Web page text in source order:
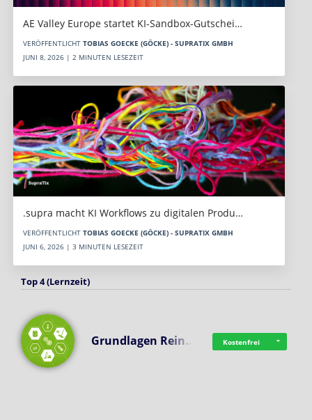
AE Valley Europe startet KI-Sandbox-Gutschei…
VERÖFFENTLICHT TOBIAS GOECKE (GÖCKE) - SUPRATIX GMBH
JUNI 8, 2026 | 2 MINUTEN LESEZEIT
.supra macht KI Workflows zu digitalen Produ…
VERÖFFENTLICHT TOBIAS GOECKE (GÖCKE) - SUPRATIX GMBH
JUNI 6, 2026 | 3 MINUTEN LESEZEIT
Top 4 (Lernzeit)
Grundlagen Rein… Kostenfrei